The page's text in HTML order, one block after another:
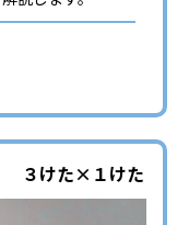
けた×１けた